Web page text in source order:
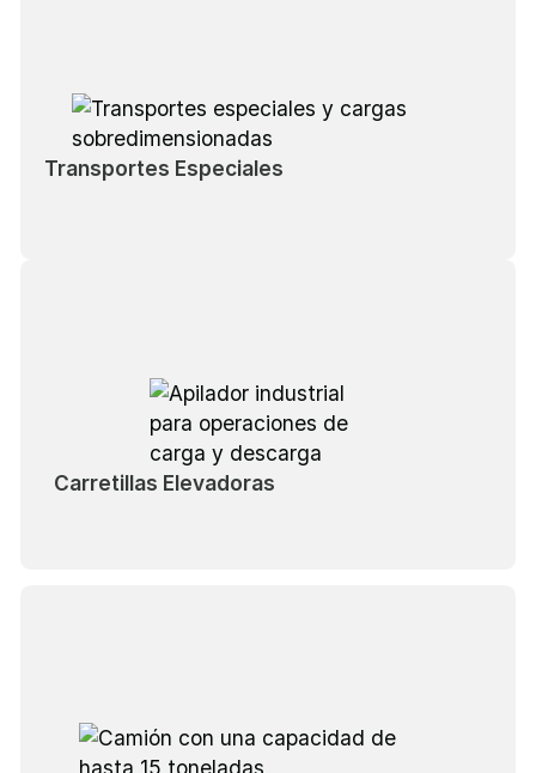
Transportes Especiales
Carretillas Elevadoras